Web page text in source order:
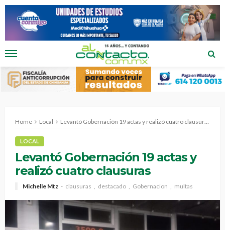
Home Local Levantó Gobernación 19 actas y realizó cuatro clausuras
LOCAL
Levantó Gobernación 19 actas y
realizó cuatro clausuras
Michelle Mtz clausuras destacado Gobernacion multas